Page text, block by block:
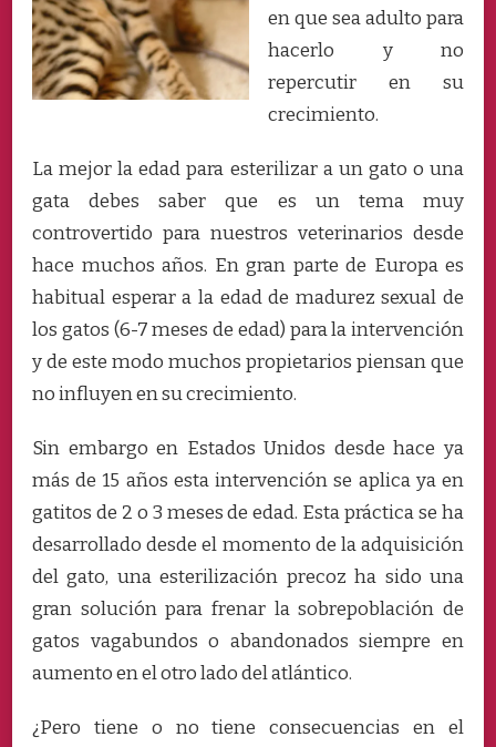
en que sea adulto para
hacerlo y no
repercutir en su
crecimiento.
La mejor la edad para esterilizar a un gato o una
gata debes saber que es un tema muy
controvertido para nuestros veterinarios desde
hace muchos años. En gran parte de Europa es
habitual esperar a la edad de madurez sexual de
los gatos (6-7 meses de edad) para la intervención
y de este modo muchos propietarios piensan que
no influyen en su crecimiento.
Sin embargo en Estados Unidos desde hace ya
más de 15 años esta intervención se aplica ya en
gatitos de 2 o 3 meses de edad. Esta práctica se ha
desarrollado desde el momento de la adquisición
del gato, una esterilización precoz ha sido una
gran solución para frenar la sobrepoblación de
gatos vagabundos o abandonados siempre en
aumento en el otro lado del atlántico.
¿Pero tiene o no tiene consecuencias en el